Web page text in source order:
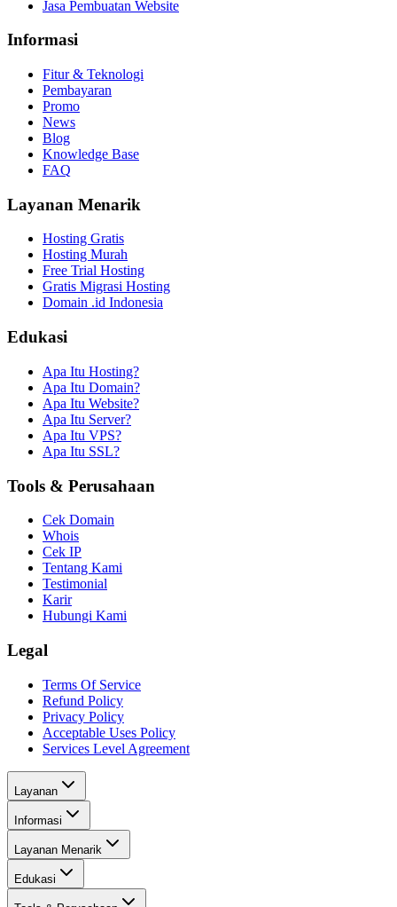
Jasa Pembuatan Website
Informasi
Fitur & Teknologi
Pembayaran
Promo
News
Blog
Knowledge Base
FAQ
Layanan Menarik
Hosting Gratis
Hosting Murah
Free Trial Hosting
Gratis Migrasi Hosting
Domain .id Indonesia
Edukasi
Apa Itu Hosting?
Apa Itu Domain?
Apa Itu Website?
Apa Itu Server?
Apa Itu VPS?
Apa Itu SSL?
Tools & Perusahaan
Cek Domain
Whois
Cek IP
Tentang Kami
Testimonial
Karir
Hubungi Kami
Legal
Terms Of Service
Refund Policy
Privacy Policy
Acceptable Uses Policy
Services Level Agreement
Layanan
Informasi
Layanan Menarik
Edukasi